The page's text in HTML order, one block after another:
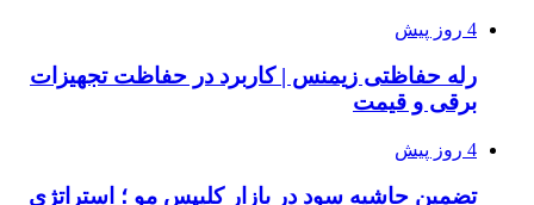
4 روز پیش
رله حفاظتی زیمنس | کاربرد در حفاظت تجهیزات
برقی و قیمت
4 روز پیش
تضمین حاشیه سود در بازار کلیپس مو ؛ استراتژی